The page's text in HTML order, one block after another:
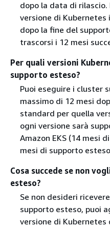
dopo la data di
versione di
dopo la fine del
trascorsi i 12 mesi
Per quali versioni
supporto esteso?
Puoi eseguire i cluster
massimo di 12 mesi
standard per quella
ogni versione sarà
Amazon EKS (14 mesi
mesi di supporto
Cosa succede se non
esteso?
Se non desideri
supporto esteso, puoi
versione di